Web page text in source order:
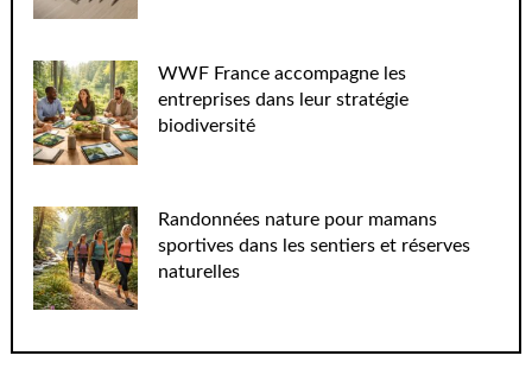
WWF France accompagne les
entreprises dans leur stratégie
biodiversité
Randonnées nature pour mamans
sportives dans les sentiers et réserves
naturelles